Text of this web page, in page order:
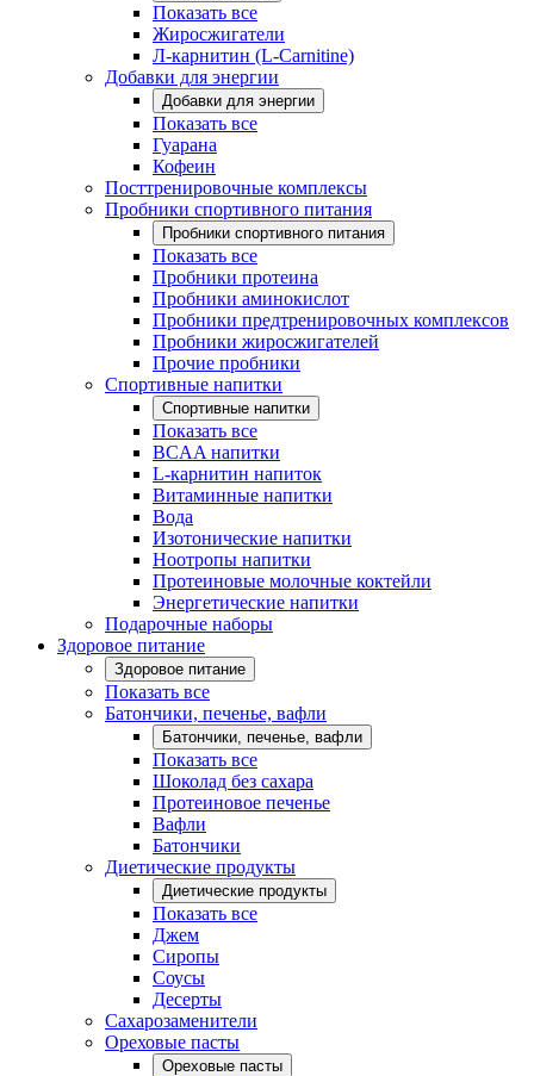
Показать все
Жиросжигатели
Л-карнитин (L-Carnitine)
Добавки для энергии
Добавки для энергии
Показать все
Гуарана
Кофеин
Посттренировочные комплексы
Пробники спортивного питания
Пробники спортивного питания
Показать все
Пробники протеина
Пробники аминокислот
Пробники предтренировочных комплексов
Пробники жиросжигателей
Прочие пробники
Спортивные напитки
Спортивные напитки
Показать все
BCAA напитки
L-карнитин напиток
Витаминные напитки
Вода
Изотонические напитки
Ноотропы напитки
Протеиновые молочные коктейли
Энергетические напитки
Подарочные наборы
Здоровое питание
Здоровое питание
Показать все
Батончики, печенье, вафли
Батончики, печенье, вафли
Показать все
Шоколад без сахара
Протеиновое печенье
Вафли
Батончики
Диетические продукты
Диетические продукты
Показать все
Джем
Сиропы
Соусы
Десерты
Сахарозаменители
Ореховые пасты
Ореховые пасты